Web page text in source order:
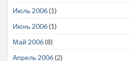
Июль 2006(1)
Июнь 2006(1)
Май 2006(8)
Апрель 2006(2)